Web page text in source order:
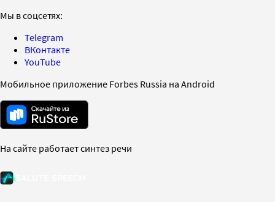
Мы в соцсетях:
Telegram
ВКонтакте
YouTube
Мобильное приложение Forbes Russia на Android
На сайте работает синтез речи